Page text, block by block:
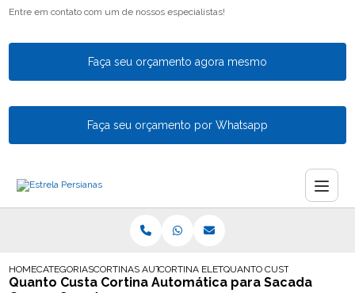
Entre em contato com um de nossos especialistas!
Faça seu orçamento agora mesmo
Faça seu orçamento por Whatsapp
HOMECATEGORIASCORTINAS AUTOMATICASCORTINA ELETRICA AUTOMATICA EM
QUANTO CUSTA CORTINA
Quanto Custa Cortina Automática para Sacada